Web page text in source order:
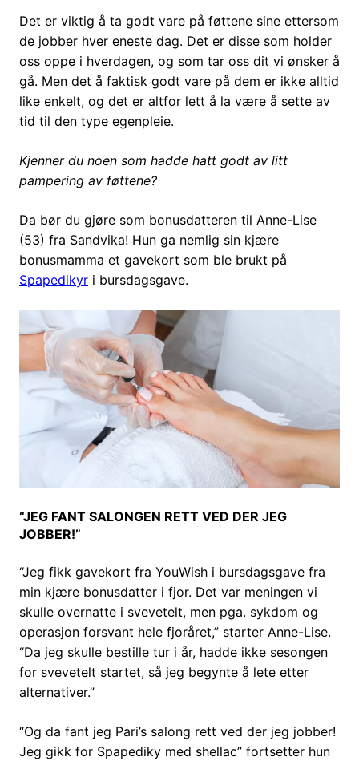
Det er viktig å ta godt vare på føttene sine ettersom
de jobber hver eneste dag. Det er disse som holder
oss oppe i hverdagen, og som tar oss dit vi ønsker å
gå. Men det å faktisk godt vare på dem er ikke alltid
like enkelt, og det er altfor lett å la være å sette av
tid til den type egenpleie.
Kjenner du noen som hadde hatt godt av litt
pampering av føttene?
Da bør du gjøre som bonusdatteren til Anne-Lise
(53) fra Sandvika! Hun ga nemlig sin kjære
bonusmamma et gavekort som ble brukt på
Spapedikyr i bursdagsgave.
“JEG FANT SALONGEN RETT VED DER JEG
JOBBER!”
“Jeg fikk gavekort fra YouWish i bursdagsgave fra
min kjære bonusdatter i fjor. Det var meningen vi
skulle overnatte i svevetelt, men pga. sykdom og
operasjon forsvant hele fjoråret,” starter Anne-Lise.
“Da jeg skulle bestille tur i år, hadde ikke sesongen
for svevetelt startet, så jeg begynte å lete etter
alternativer.”
“Og da fant jeg Pari’s salong rett ved der jeg jobber!
Jeg gikk for Spapediky med shellac” fortsetter hun